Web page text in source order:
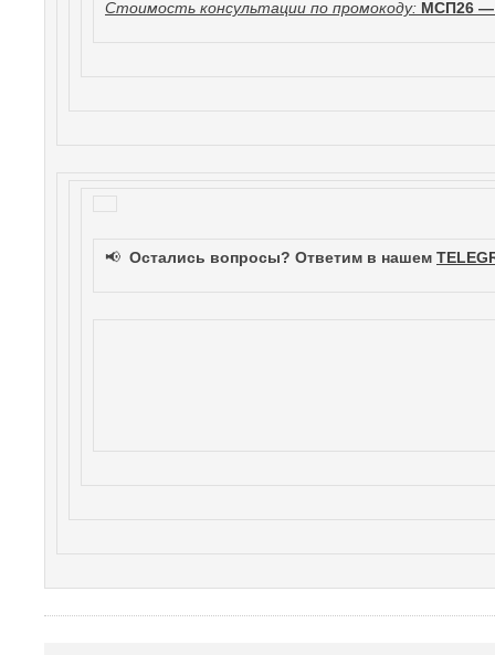
Стоимость консультации по промокоду: МСП26 —
📢 Остались вопросы? Ответим в нашем